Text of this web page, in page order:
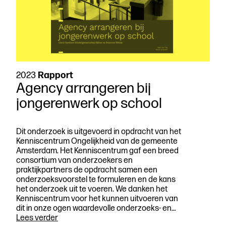
2023 Rapport
Agency arrangeren bij
jongerenwerk op school
Dit onderzoek is uitgevoerd in opdracht van het
Kenniscentrum Ongelijkheid van de gemeente
Amsterdam. Het Kenniscentrum gaf een breed
consortium van onderzoekers en
praktijkpartners de opdracht samen een
onderzoeksvoorstel te formuleren en de kans
het onderzoek uit te voeren. We danken het
Kenniscentrum voor het kunnen uitvoeren van
dit in onze ogen waardevolle onderzoeks- en…
Lees verderAgency